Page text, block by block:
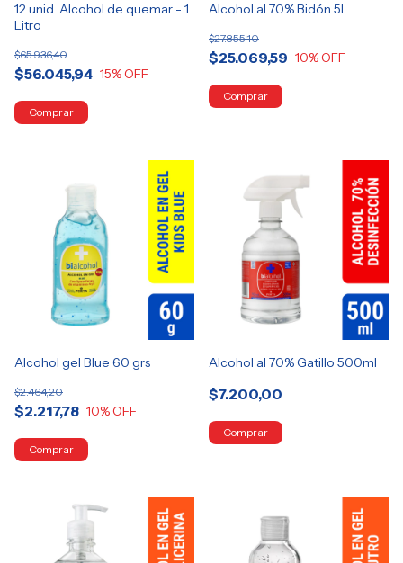
12 unid. Alcohol de quemar - 1
Litro
$56.045,94
$65.936,40
15% OFF
Alcohol al 70% Bidón 5L
$25.069,59
$27.855,10
10% OFF
Alcohol gel Blue 60 grs
$2.217,78
$2.464,20
10% OFF
Alcohol al 70% Gatillo 500ml
$7.200,00